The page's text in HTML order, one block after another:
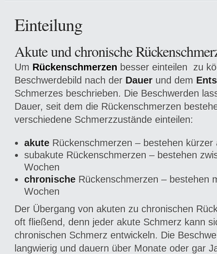
Einteilung
Akute und chronische
Um Rückenschmerzen besser einteilen zu
Beschwerdebild nach der Dauer und dem
Schmerzes beschrieben. Die Beschwerden
Dauer, seit dem die Rückenschmerzen
verschiedene Schmerzzustände einteilen:
akute Rückenschmerzen – bestehen kürzer
subakute Rückenschmerzen – bestehen
Wochen
chronische Rückenschmerzen – bestehen
Wochen
Der Übergang von akuten zu chronischen
oft fließend, denn jeder akute Schmerz kann
chronischen Schmerz entwickeln. Die
langwierig und dauern über Monate oder gar